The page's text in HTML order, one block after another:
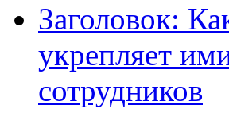
Заголовок:
укрепляет
сотрудников